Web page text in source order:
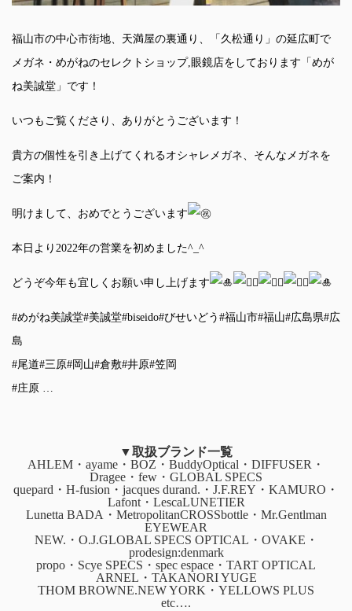
福山市の中心市街地、天満屋の裏通り、「久松通り」の延広町で
メガネ・めがねのセレクトショップ,眼鏡店をしております「めが
ね美誠堂」です！
いつもご覧くださり、ありがとうございます！
貴方の個性を引き上げてくれるオシャレメガネ、そんなメガネを
ご案内！
明けまして、おめでとうございます
本日より2022年の営業を初めました^_^
どうぞ今年も宜しくお願い申し上げます
#めがね美誠堂#美誠堂#biseido#びせいどう #福山市#福山#広島県#広
島
#尾道#三原#岡山#倉敷#井原#笠岡
#庄原 …
▼取扱ブランド一覧
AHLEM・ayame・BOZ・BuddyOptical・DIFFUSER・
Dragee・few・GLOBAL SPECS
quepard・H-fusion・jacques durand.・J.F.REY・KAMURO・
Lafont・LescaLUNETIER
Lunetta BADA・MetropolitanCROSSbottle・Mr.Gentlman
EYEWEAR
NEW.・O.J.GLOBAL SPECS OPTICAL・OVAKE・
prodesign:denmark
propo・Scye SPECS・spec espace・TART OPTICAL
ARNEL・TAKANORI YUGE
THOM BROWNE.NEW YORK・YELLOWS PLUS
etc….